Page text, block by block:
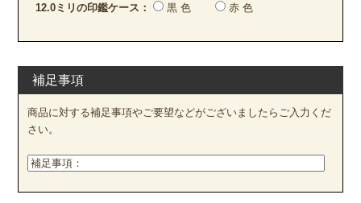
12.0ミリの印鑑ケース： 黒 色 赤 色
補足事項
商品に対する補足事項やご要望などがございましたらご入力くだ
さい。